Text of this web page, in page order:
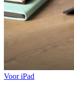
Voor iPad